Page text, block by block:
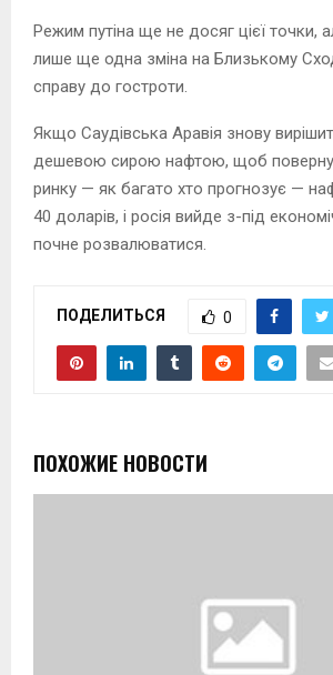
Режим путіна ще не досяг цієї точки,
лише ще одна зміна на Близькому
справу до гостроти.
Якщо Саудівська Аравія знову
дешевою сирою нафтою, щоб
ринку — як багато хто прогнозує —
40 доларів, і росія вийде з-під
почне розвалюватися.
ПОДЕЛИТЬСЯ 0
ПОХОЖИЕ НОВОСТИ